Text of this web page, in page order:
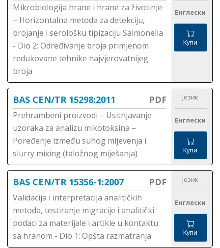
Mikrobiologija hrane i hrane za životinje
– Horizontalna metoda za detekciju,
brojanje i serološku tipizaciju Salmonella
- Dio 2: Određivanje broja primjenom
redukovane tehnike najvjerovatnijeg
broja
Енглески
Купи
BAS CEN/TR 15298:2011 PDF
Prehrambeni proizvodi – Usitnjavanje
uzoraka za analizu mikotoksina –
Poređenje između suhog mljevenja i
slurry mixing (taložnog miješanja)
Језик
Енглески
Купи
BAS CEN/TR 15356-1:2007 PDF
Validacija i interpretacija analitičkih
metoda, testiranje migracije i analitički
podaci za materijale i artikle u kontaktu
sa hranom - Dio 1: Opšta razmatranja
Језик
Енглески
Купи